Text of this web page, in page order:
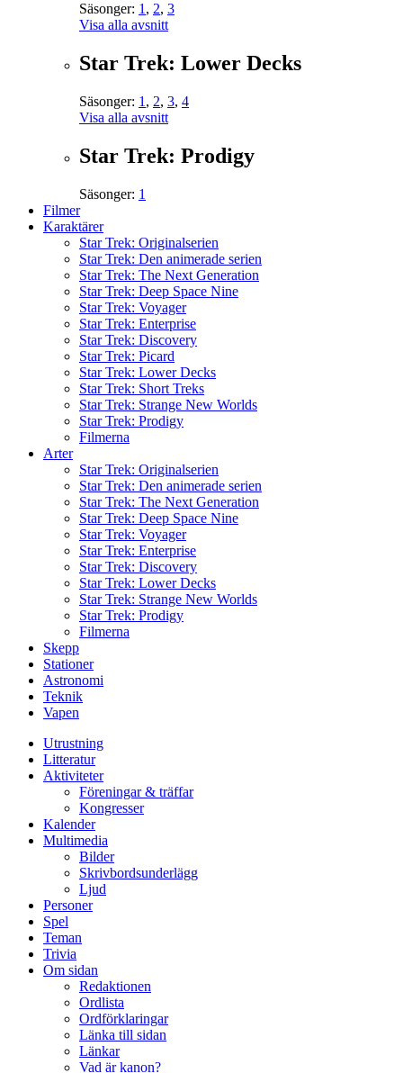
Säsonger: 1, 2, 3
Visa alla avsnitt
Star Trek: Lower Decks
Säsonger: 1 , 2, 3, 4
Visa alla avsnitt
Star Trek: Prodigy
Säsonger: 1
Filmer
Karaktärer
Star Trek: Originalserien
Star Trek: Den animerade serien
Star Trek: The Next Generation
Star Trek: Deep Space Nine
Star Trek: Voyager
Star Trek: Enterprise
Star Trek: Discovery
Star Trek: Picard
Star Trek: Lower Decks
Star Trek: Short Treks
Star Trek: Strange New Worlds
Star Trek: Prodigy
Filmerna
Arter
Star Trek: Originalserien
Star Trek: Den animerade serien
Star Trek: The Next Generation
Star Trek: Deep Space Nine
Star Trek: Voyager
Star Trek: Enterprise
Star Trek: Discovery
Star Trek: Lower Decks
Star Trek: Strange New Worlds
Star Trek: Prodigy
Filmerna
Skepp
Stationer
Astronomi
Teknik
Vapen
Utrustning
Litteratur
Aktiviteter
Föreningar & träffar
Kongresser
Kalender
Multimedia
Bilder
Skrivbordsunderlägg
Ljud
Personer
Spel
Teman
Trivia
Om sidan
Redaktionen
Ordlista
Ordförklaringar
Länka till sidan
Länkar
Vad är kanon?